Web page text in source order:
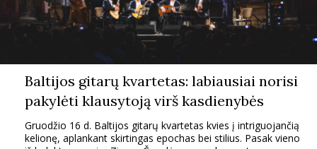
Jūs sutinkate su
taisyklėmis
Baltijos gitarų kvartetas: labiausiai norisi
pakylėti klausytoją virš kasdienybės
Gruodžio 16 d. Baltijos gitarų kvartetas kvies į intriguojančią
kelionę, aplankant skirtingas epochas bei stilius. Pasak vieno